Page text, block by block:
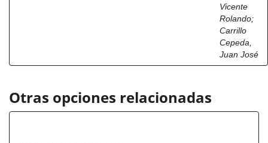
Vicente
Rolando;
Carrillo
Cepeda,
Juan José
Otras opciones relacionadas